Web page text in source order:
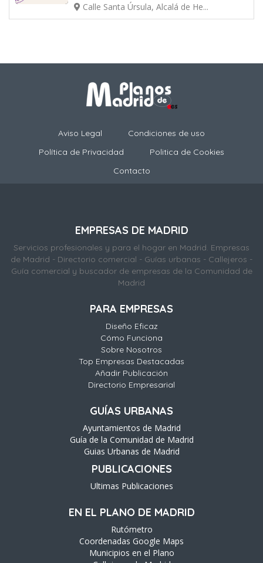
Calle Santa Úrsula, Alcalá de He...
Aviso Legal
Condiciones de uso
Política de Privacidad
Politica de Cookies
Contacto
EMPRESAS DE MADRID
Servicios profesionales y para el hogar en Madrid. Empresas
de Madrid - Directorio comercial - Guías urbanas - Callejeros -
Guía comercial y buscador de empresas de la Comunidad de
Madrid
PARA EMPRESAS
Diseño Eficaz
Cómo Funciona
Sobre Nosotros
Top Empresas Destacadas
Añadir Publicación
Directorio Empresarial
GUÍAS URBANAS
Ayuntamientos de Madrid
Guía de la Comunidad de Madrid
Guias Urbanas de Madrid
PUBLICACIONES
Ultimas Publicaciones
EN EL PLANO DE MADRID
Rutómetro
Coordenadas Google Maps
Municipios en el Plano